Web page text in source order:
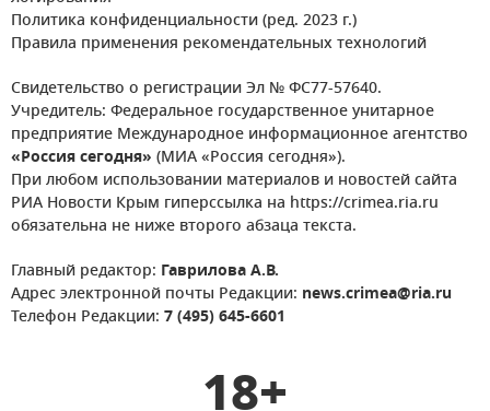
Политика конфиденциальности (ред. 2023 г.)
Правила применения рекомендательных технологий
Свидетельство о регистрации Эл № ФС77-57640.
Учредитель: Федеральное государственное унитарное
предприятие Международное информационное агентство
«Россия сегодня» (МИА «Россия сегодня»).
При любом использовании материалов и новостей сайта
РИА Новости Крым гиперссылка на https://crimea.ria.ru
обязательна не ниже второго абзаца текста.
Главный редактор: Гаврилова А.В.
Адрес электронной почты Редакции: news.crimea@ria.ru
Телефон Редакции: 7 (495) 645-6601